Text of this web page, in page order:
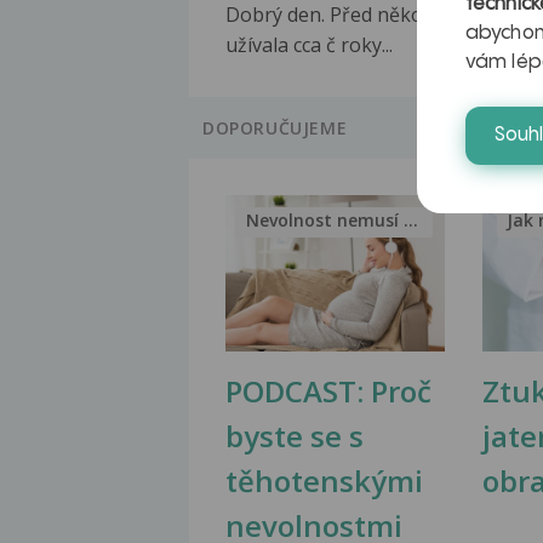
Dobrý den. Před několika lety jsem
užívala cca č roky...
DOPORUČUJEME
PODCAST: Proč
byste se s
těhotenskými
nevolnostmi
Nevolnost nemusí být nutnou... Jak
vám